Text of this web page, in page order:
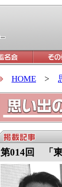
HOME >
第014回 「